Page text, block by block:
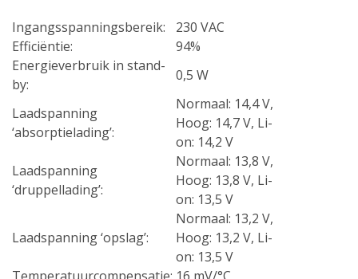
Ingangsspanningsbereik:
230 VAC
Efficiëntie:
94%
Energieverbruik in stand-
by:
0,5 W
Laadspanning
‘absorptielading’:
Normaal: 14,4 V,
Hoog: 14,7 V, Li-
on: 14,2 V
Laadspanning
‘druppellading’:
Normaal: 13,8 V,
Hoog: 13,8 V, Li-
on: 13,5 V
Laadspanning ‘opslag’:
Normaal: 13,2 V,
Hoog: 13,2 V, Li-
on: 13,5 V